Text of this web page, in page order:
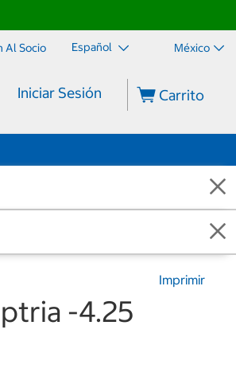
Al Socio Español México
Iniciar Sesión Carrito
Imprimir
-4.25